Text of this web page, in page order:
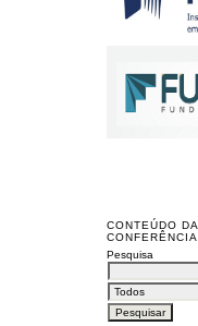
CONTEÚDO DA
CONFERÊNCIA
Pesquisa